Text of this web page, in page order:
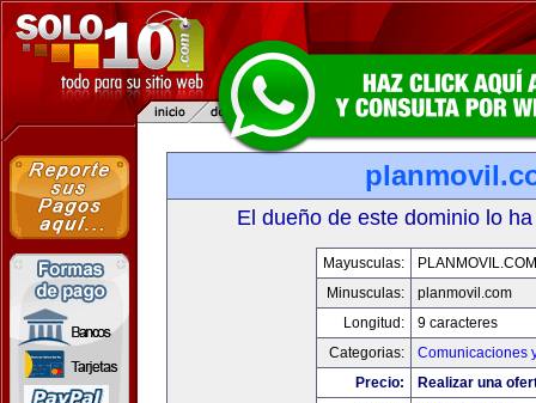
El dueño de este dominio lo
Mayusculas:
PLANMOVIL.COM
Minusculas:
planmovil.com
Longitud:
9 caracteres
Categorias:
Comunicaciones
Precio:
Realizar una